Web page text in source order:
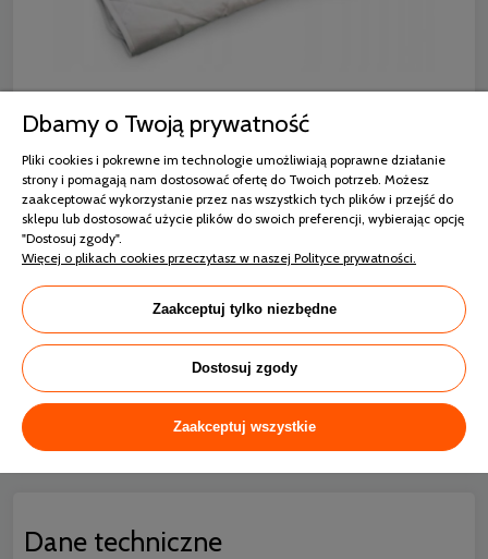
Kolor:
Poszycie: 100% bawełna (perkal).
Wypełnienie podkładu:100% bawełna.
Mocowanie do materaca:zapewniają gumki które są
wszyte na rogach podkładu, uniemożliwiają przesuwanie
się podkładu.
Użytkowanie:prać w temperaturze 30°, nie
wybielać, można suszyć mechanicznie, nie prasować, nie
czyścić chemicznie.
Produkt posiada certyfikaty: Tekstylia Godne Zaufania
zbadane na substancje szkodliwe według OEKO-TEX®
Standard 100,
Opakowanie
: elegancka torba z rączką, umożliwiająca
bezpieczny transport i przechowywanie.
Dane techniczne
Dbamy o Twoją prywatność
Pliki cookies i pokrewne im technologie umożliwiają poprawne działanie
strony i pomagają nam dostosować ofertę do Twoich potrzeb. Możesz
zaakceptować wykorzystanie przez nas wszystkich tych plików i przejść do
sklepu lub dostosować użycie plików do swoich preferencji, wybierając opcję
"Dostosuj zgody".
Więcej o plikach cookies przeczytasz w naszej Polityce prywatności.
Zaakceptuj tylko niezbędne
Dostosuj zgody
Zaakceptuj wszystkie